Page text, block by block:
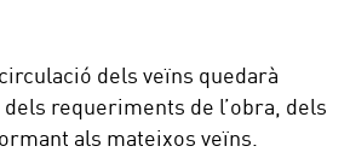
dels veïns quedarà
requeriments de l’obra, dels
als mateixos veïns.